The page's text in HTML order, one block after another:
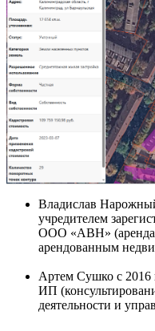
Владислав
учредителем
ООО «АВН» (аренда
арендованным
Артем Сушко с 2016
ИП
деятельности и